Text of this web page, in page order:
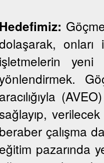
Hedefimiz:
işletmelerin
aracılığıyla
sağlayıp,
beraber çalışma
eğitim pazarında